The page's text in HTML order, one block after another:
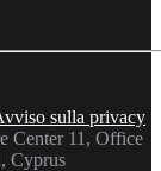
sulla privacy
Center 11, Office
Cyprus